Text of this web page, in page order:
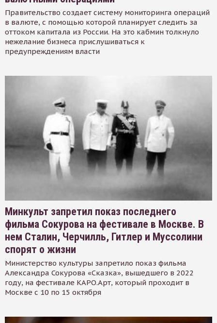
Правительство создает систему мониторинга операций
в валюте, с помощью которой планирует следить за
оттоком капитала из России. На это кабмин толкнуло
нежелание бизнеса прислушиваться к
предупреждениям власти
Минкульт запретил показ последнего
фильма Сокурова на фестивале в Москве. В
нем Сталин, Черчилль, Гитлер и Муссолини
спорят о жизни
Министерство культуры запретило показ фильма
Александра Сокурова «Сказка», вышедшего в 2022
году, на фестивале КАРО.Арт, который проходит в
Москве с 10 по 15 октября